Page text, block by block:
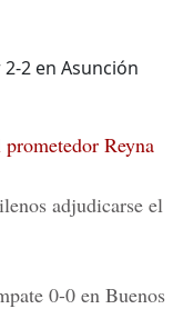
2 en Asunción
Reyna
adjudicarse el
0-0 en Buenos